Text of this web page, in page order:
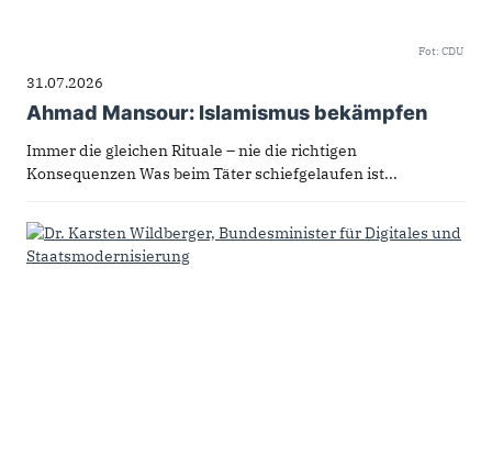
Fot: CDU
31.07.2026
Ahmad Mansour: Islamismus bekämpfen
Immer die gleichen Rituale – nie die richtigen
Konsequenzen Was beim Täter schiefgelaufen ist...